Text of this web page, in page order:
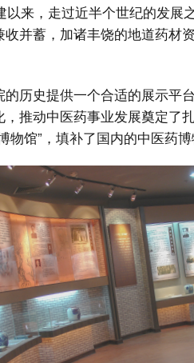
以来，走过近半个世纪的发展
并蓄，加诸丰饶的地道药材
历史提供一个合适的展示平
推动中医药事业发展奠定了
馆”，填补了国内的中医药博